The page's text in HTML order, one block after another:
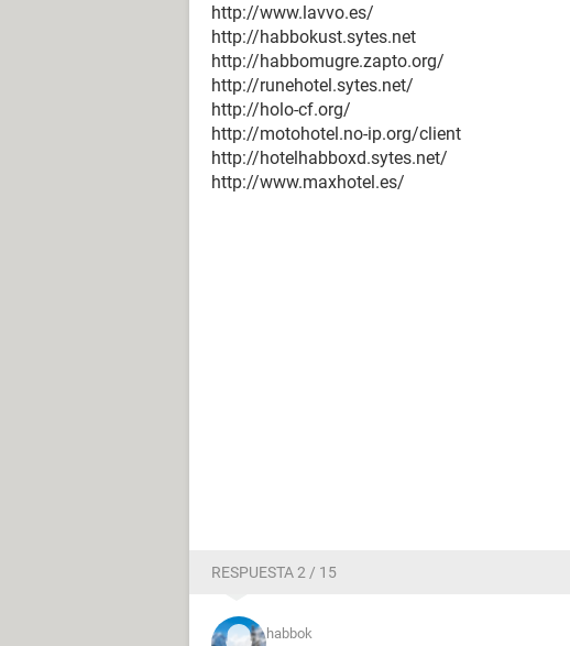
http://www.lavvo.es/
http://habbokust.sytes.net
http://habbomugre.zapto.org/
http://runehotel.sytes.net/
http://holo-cf.org/
http://motohotel.no-ip.org/client
http://hotelhabboxd.sytes.net/
http://www.maxhotel.es/
RESPUESTA 2 / 15
habbok